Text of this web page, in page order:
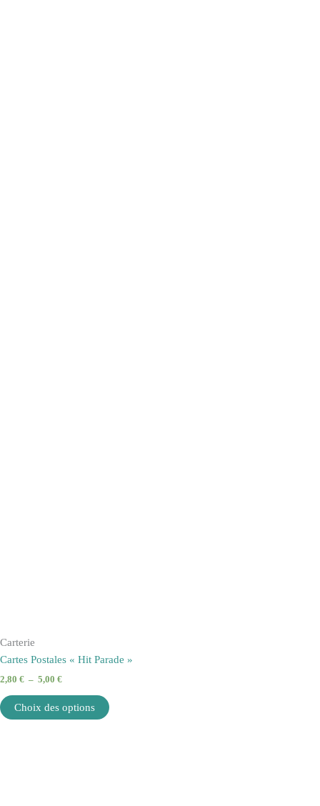
Carterie
Cartes Postales « Hit Parade »
2,80 € – 5,00 €
Choix des options